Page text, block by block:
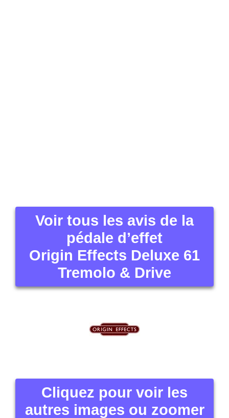
Voir tous les avis de la
pédale d’effet
Origin Effects Deluxe 61
Tremolo & Drive
Cliquez pour voir les
autres images ou zoomer